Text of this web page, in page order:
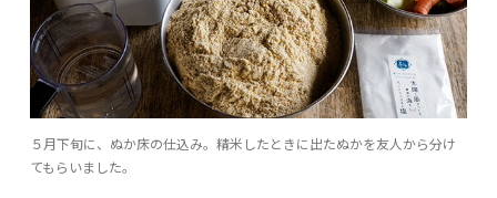
５月下旬に、ぬか床の仕込み。精米したときに出たぬかを友人から分け
てもらいました。